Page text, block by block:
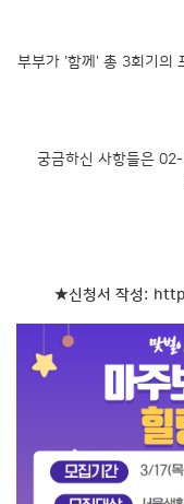
부부가 '함께' 총 3회기의
궁금하신 사항들은
★신청서 작성: